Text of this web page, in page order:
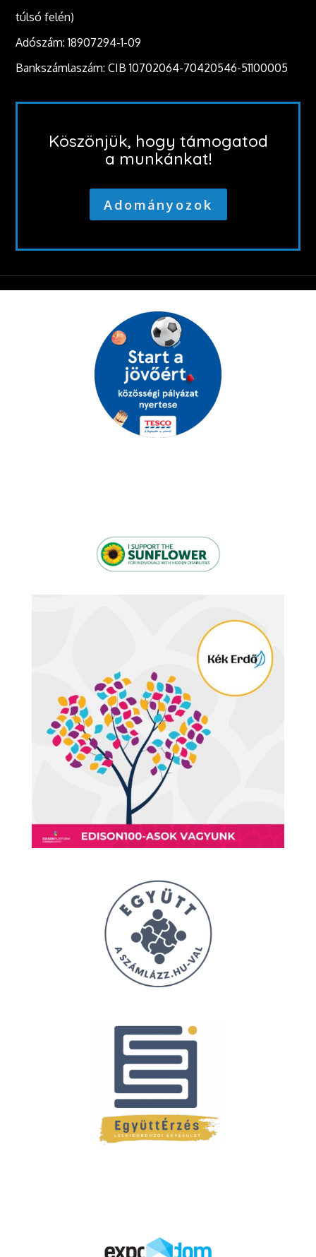
túlsó felén)
Adószám: 18907294-1-09
Bankszámlaszám: CIB 10702064-70420546-51100005
Köszönjük, hogy támogatod
a munkánkat!
Adományozok